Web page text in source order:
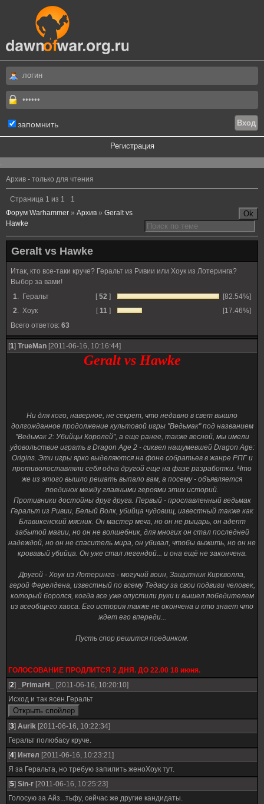
запомнить
Регистрация
.
Архив - только для чтения
Страница 1 из 1
1
Форум Warhammer » Архив » Geralt vs
Hawke
Geralt vs Hawke
Итак, кто все-таки круче? Геральт из Ривии или Хоук из Лотеринга?
Выбор за вами!
1. Геральт [ 52 ]
[82.54%]
2. Хоук [ 11]
[17.46%]
Всего ответов: 63
[1] TrueMan [2011-06-16, 10:16:44]
Geralt vs Hawke
Ни для кого, наверное, не секрет, что недавно в свет вышло
долгожданное продолжение культовой игры "Ведьмак" под названием
"Ведьмак 2: Убийцы Королей", а еще ранее, также весной, мы имели
удовольствие играть в Dragon Age 2 - сиквел нашумевшей Dragon Age:
Origins. Эти игры ярко выделяются на фоне собратьев в жанре РПГ и
противопоставляли себя одна другой еще на фазе разработки. Что
же из этого вышло решать выпало вам, а посему - объявляется
поединок между главными героями этих историй.
Противники достойны друг друга. Первый - прославленный ведьмак
Геральт из Ривии, Белый Волк, убийца чудовищ, известный также как
Блавикенский мясник. Он мастер меча, но он не рыцарь, он адепт
забытой магии, но он не волшебник, для многих он стал последней
надеждой, но он не спаситель мира, он убивал, чтобы выжить, но он не
кровавый убийца. Он уже стал легендой... и она ещё не закончена.
Другой - Хоук из Лотеринга - могучий воин, Защитник Киркволла,
герой Ферелдена, известный по всему Тедасу за свои подвиги человек,
который боролся, когда все уже опустили руки и вышел победителем
из всеобщего хаоса. Его история также не окончена и кто знает что
ждет его впереди...
Пусть спор решится поединком.
ГОЛОСОВАНИЕ ПРОДЛИТСЯ 2 ДНЯ. ДО 22.00 18 июня.
[2] _PrimarH_
[2011-06-16, 10:20:10]
Исход и так ясен.Геральт
[3] Aurik [2011-06-16, 10:22:34]
Геральт полюбасу круче.
[4] Интел [2011-06-16, 10:23:21]
Я за Геральта, но требую запилить женоХоук тут.
[5] Sin-r [2011-06-16, 10:25:23]
Голосую за Айз...тьфу, сейчас же другие кандидаты.